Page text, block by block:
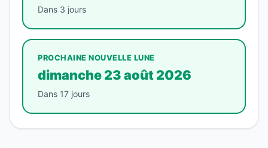
Dans 3 jours
PROCHAINE NOUVELLE LUNE
dimanche 23 août 2026
Dans 17 jours